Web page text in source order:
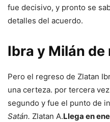
fue decisivo, y pronto se
detalles del acuerdo.
Ibra y Milán de
Pero el regreso de Zlatan
una certeza. por tercera
segundo y fue el punto de
Satán. Zlatan A.Llega en